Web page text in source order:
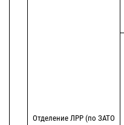
Отделение ЛРР (по ЗАТО